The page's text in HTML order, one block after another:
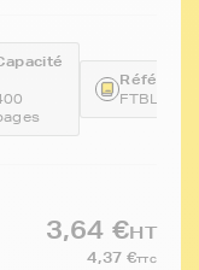
3,64 €HT
4,37 €TTC